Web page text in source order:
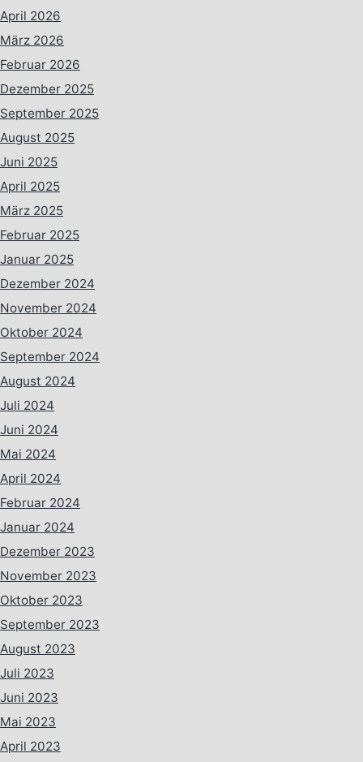
April 2026
März 2026
Februar 2026
Dezember 2025
September 2025
August 2025
Juni 2025
April 2025
März 2025
Februar 2025
Januar 2025
Dezember 2024
November 2024
Oktober 2024
September 2024
August 2024
Juli 2024
Juni 2024
Mai 2024
April 2024
Februar 2024
Januar 2024
Dezember 2023
November 2023
Oktober 2023
September 2023
August 2023
Juli 2023
Juni 2023
Mai 2023
April 2023